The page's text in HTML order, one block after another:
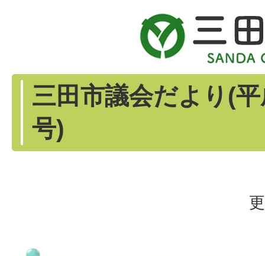
三田市議会だより(
号)